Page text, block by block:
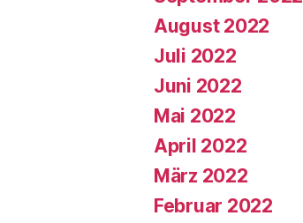
August 2022
Juli 2022
Juni 2022
Mai 2022
April 2022
März 2022
Februar 2022